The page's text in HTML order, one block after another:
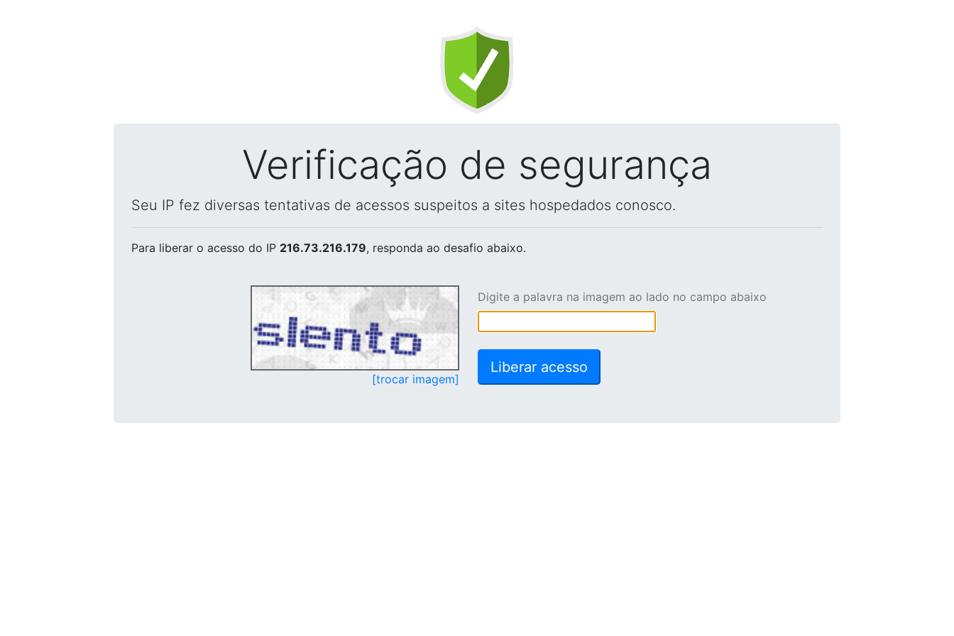
Verificação de segurança
Seu IP fez diversas tentativas de acessos suspeitos a sites hospedados conosco.
Para liberar o acesso do IP 216.73.216.179, responda ao desafio abaixo.
[trocar imagem]
Digite a palavra na imagem ao lado no campo abaixo